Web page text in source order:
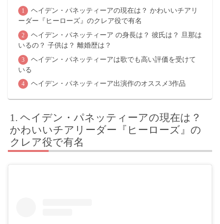
ヘイデン・パネッティーアの現在は？ かわいいチアリ
ーダー『ヒーローズ』のクレア役で有名
ヘイデン・パネッティーア の身長は？ 彼氏は？ 旦那は
いるの？ 子供は？ 離婚歴は？
ヘイデン・パネッティーアは歌でも高い評価を受けて
いる
ヘイデン・パネッティーア出演作のオススメ3作品
ヘイデン・パネッティーアの現在は？
かわいいチアリーダー『ヒーローズ』の
クレア役で有名